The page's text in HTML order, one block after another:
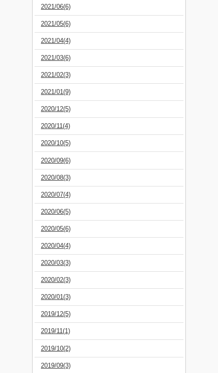
2021/06(6)
2021/05(6)
2021/04(4)
2021/03(6)
2021/02(3)
2021/01(9)
2020/12(5)
2020/11(4)
2020/10(5)
2020/09(6)
2020/08(3)
2020/07(4)
2020/06(5)
2020/05(6)
2020/04(4)
2020/03(3)
2020/02(3)
2020/01(3)
2019/12(5)
2019/11(1)
2019/10(2)
2019/09(3)